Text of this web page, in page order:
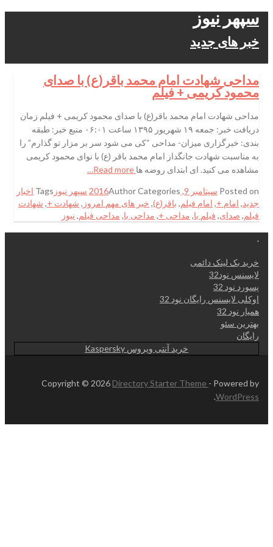
سپهر نیوز
خبر های جدید
مداحی شهادت امام محمد باقر(ع) با صدای
محمود کریمی + فیلم
مداحی شهادت امام محمد باقر(ع) با صدای محمود کریمی + فیلم زمان
دریافت خبر: جمعه ۱۹ شهریور ۱۳۹۵ ساعت ۰۶:۰۱ منبع خبر: طبقه
بندی: خبرگزاری میزان- مداحی “کی می شود سر بر مزار تو گذارم” را
به مناسبت شهادت جانگداز امام محمد باقر (ع) با نوای محمود کریمی
مشاهده می کنید. ای ابتدای روضه ها
Posted on سپتامبر 9, 2016 AuthorCategories سپهر نیوز Tags اخبار
جدید, امام +, امام فیلم, باقر(ع), خبر های مهم امروز , شهادت +, شهادت
فیلم, صدای, فیلم با, مداحی +, مداحی با, مداحی فیلم, نیوز
.
خرید بک لینک دائمی
لایسنس نود32
پسورد نود 32
اوکلی لایسنس رایگان نود 32
همیار نود 32
بهترین سئو
رایگان
خرید آنتی ویروس Kaspersky
Copyright © 2026 Directory Starter Theme - Powered by
WordPress
.